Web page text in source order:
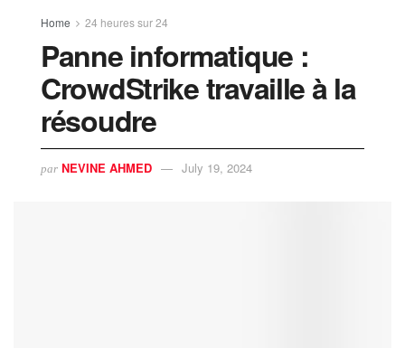
Home 24 heures sur 24
Panne informatique :
CrowdStrike travaille à la
résoudre
par NEVINE AHMED July 19, 2024